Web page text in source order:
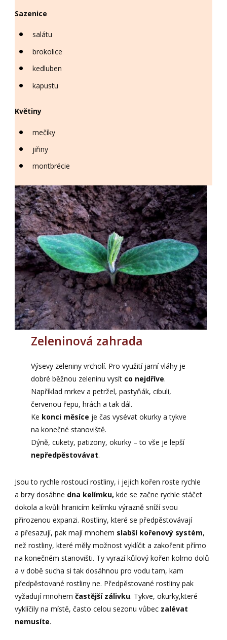
Sazenice
salátu
brokolice
kedluben
kapustu
Květiny
mečíky
jiřiny
montbrécie
Zeleninová zahrada
Výsevy zeleniny vrcholí. Pro využití jarní vláhy je
dobré běžnou zeleninu vysít co nejdříve.
Například mrkev a petržel, pastyňák, cibuli,
červenou řepu, hrách a tak dál.
Ke konci měsíce je čas vysévat okurky a tykve
na konečné stanoviště.
Dýně, cukety, patizony, okurky – to vše je lepší
nepředpěstovávat.
Jsou to rychle rostoucí rostliny, i jejich kořen roste rychle
a brzy dosáhne dna kelímku,kde se začne rychle stáčet
dokola a kvůli hranicím kelímku výrazně sníží svou
přirozenou expanzi. Rostliny, které se předpěstovávají
a přesazují, pak mají mnohem slabší kořenový systém,
než rostliny, které měly možnost vyklíčit a zakořenit přímo
na konečném stanovišti. Ty vyrazí kůlový kořen kolmo dolů
a v době sucha si tak dosáhnou pro vodu tam, kam
předpěstované rostliny ne. Předpěstované rostliny pak
vyžadují mnohemčastější zálivku. Tykve, okurky,které
vyklíčily na místě, často celou sezonu vůbec zalévat
nemusíte.